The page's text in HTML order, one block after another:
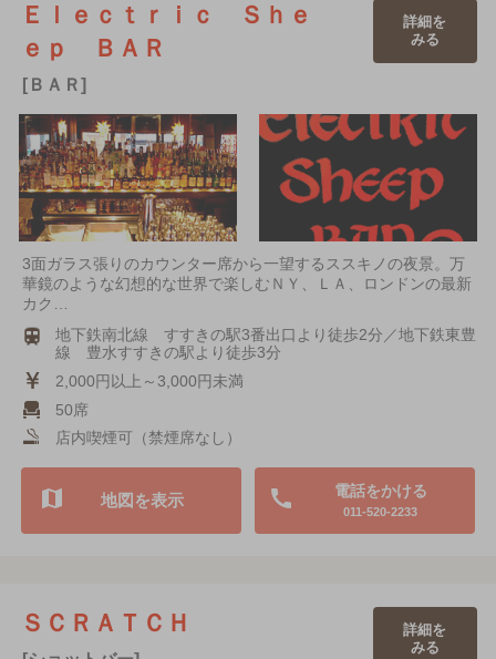
Ｅｌｅｃｔｒｉｃ Ｓｈｅ
ｅｐ ＢＡＲ
[ＢＡＲ]
詳細を
みる
3面ガラス張りのカウンター席から一望するススキノの夜景。万
華鏡のような幻想的な世界で楽しむＮＹ、ＬＡ、ロンドンの最新
カク…
地下鉄南北線 すすきの駅3番出口より徒歩2分／地下鉄東豊
線 豊水すすきの駅より徒歩3分
2,000円以上～3,000円未満
50席
店内喫煙可（禁煙席なし）
電話をかける
011-520-2233
地図を表示
ＳＣＲＡＴＣＨ
詳細を
みる